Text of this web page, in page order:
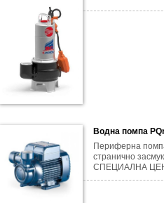
Водна помпа
Периферна
странично
СПЕЦИАЛНА